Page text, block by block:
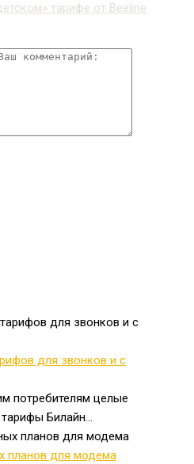
тарифе от Beeline
для звонков и с
потребителям целые
Билайн...
планов для модема